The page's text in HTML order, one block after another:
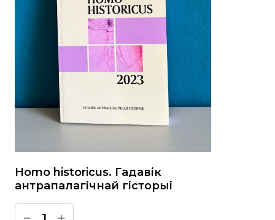
Homo historicus. Гадавік
антрапалагічнай гісторыі